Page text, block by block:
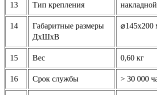
13 Тип крепления накладной
14
Габаритные размеры
ДхШхВ
⌀145x200
15 Вес 0,60 кг
16 Срок службы > 30 000